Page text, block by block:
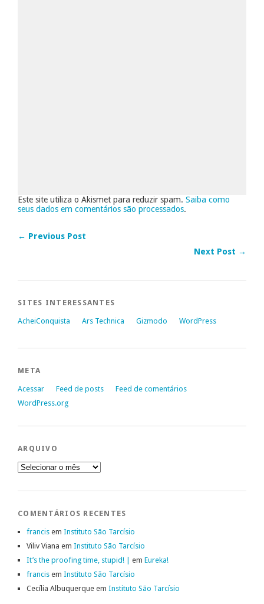
Este site utiliza o Akismet para reduzir spam. Saiba como
seus dados em comentários são processados.
← Previous Post
Next Post →
SITES INTERESSANTES
AcheiConquista Ars Technica Gizmodo WordPress
META
Acessar Feed de posts
Feed de comentários
WordPress.org
ARQUIVO
Arquivo
COMENTÁRIOS RECENTES
francis em Instituto São Tarcísio
Viliv Viana em Instituto São Tarcísio
It’s the proofing time, stupid! | em Eureka!
francis em Instituto São Tarcísio
Cecília Albuquerque em Instituto São Tarcísio